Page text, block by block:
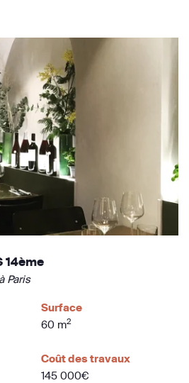
14ème
Paris
Surface
60 m2
Coût des travaux
145 000€